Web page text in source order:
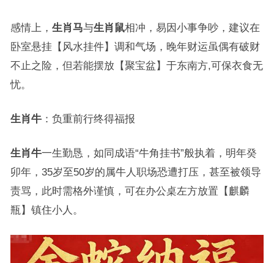
感情上， 生肖马与生肖鼠相冲，易因小事争吵，建议在
卧室悬挂【风水挂件】调和气场，晚年财运虽偶有破财
不止之险，但若能摆放【聚宝盆】于东南方,可保衣食无
忧。
生肖牛：负重前行终得福报
生肖牛一生勤恳，如同成语“牛角挂书”般执着，明年癸
卯年，35岁至50岁的属牛人职场恐遭打压，甚至被领导
责骂，此时需格外谨慎，可在办公桌左方放置【麒麟
瓶】镇住小人。